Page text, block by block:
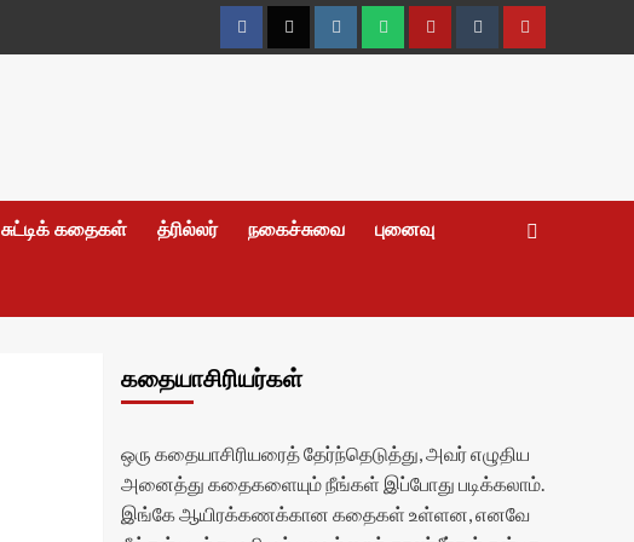
FacebookTwitterInstagramWhatsappTelegramTumblrYouTube
சுட்டிக் கதைகள் த்ரில்லர் நகைச்சுவை புனைவு
கதையாசிரியர்கள்
ஒரு கதையாசிரியரைத் தேர்ந்தெடுத்து, அவர் எழுதிய
அனைத்து கதைகளையும் நீங்கள் இப்போது படிக்கலாம்.
இங்கே ஆயிரக்கணக்கான கதைகள் உள்ளன, எனவே